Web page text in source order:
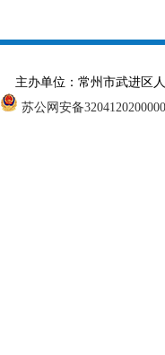
主办单位：常州市武进
苏公网安备